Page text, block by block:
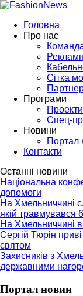
Головна
Про нас
Сітка
Програми
Проекти
Спец-
Новини
Портал
Контакти
Останні новини
Національна
допомоги
На Хмельниччині
якій травмувався
На Хмельниччині
Сергій Тюрін
святом
Захисників з
державними
Портал новин